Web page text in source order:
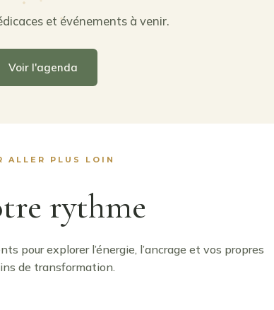
et événements à venir.
Voir l'agenda
ALLER PLUS LOIN
rythme
pour explorer l’énergie, l’ancrage et vos propres
de transformation.